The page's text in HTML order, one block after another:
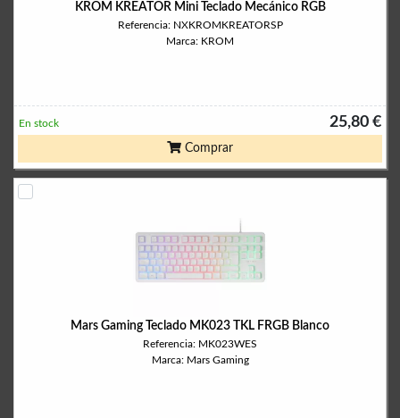
KROM KREATOR Mini Teclado Mecánico RGB
Referencia: NXKROMKREATORSP
Marca: KROM
25,80 €
En stock
Comprar
Mars Gaming Teclado MK023 TKL FRGB Blanco
Referencia: MK023WES
Marca: Mars Gaming